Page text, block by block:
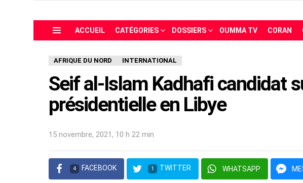
ACCUEIL CATÉGORIES DOSSIERS OUMMA TV CORAN
AFRIQUE DU NORD INTERNATIONAL
Seif al-Islam Kadhafi candidat
présidentielle en Libye
15 novembre, 2021, 10 h 22 min
4 FACEBOOK 1 TWITTER WHATSAPP